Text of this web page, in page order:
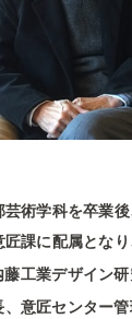
術学科を卒業
課に配属とな
藤工業デザイン
意匠センター